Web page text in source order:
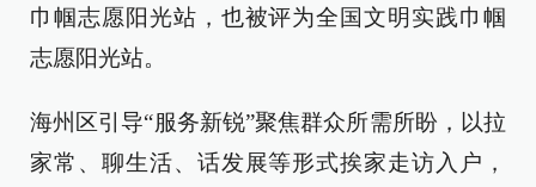
巾帼志愿阳光站，也被评为全国文明实践巾帼
志愿阳光站。
海州区引导“服务新锐”聚焦群众所需所盼，以拉
家常、聊生活、话发展等形式挨家走访入户，